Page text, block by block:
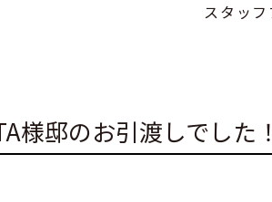
スタッ
様邸のお引渡しでした！